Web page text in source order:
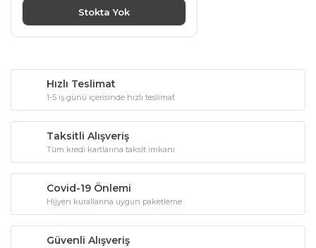
Stokta Yok
Hızlı Teslimat
1-5 iş günü içerisinde hızlı teslimat
Taksitli Alışveriş
Tüm kredi kartlarına taksit imkanı
Covid-19 Önlemi
Hijyen kurallarına uygun paketleme
Güvenli Alışveriş